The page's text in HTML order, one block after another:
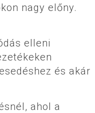
nagy előny.
elleni
és akár
ahol a